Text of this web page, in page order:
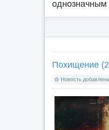
однозначным
Похищение
Новость